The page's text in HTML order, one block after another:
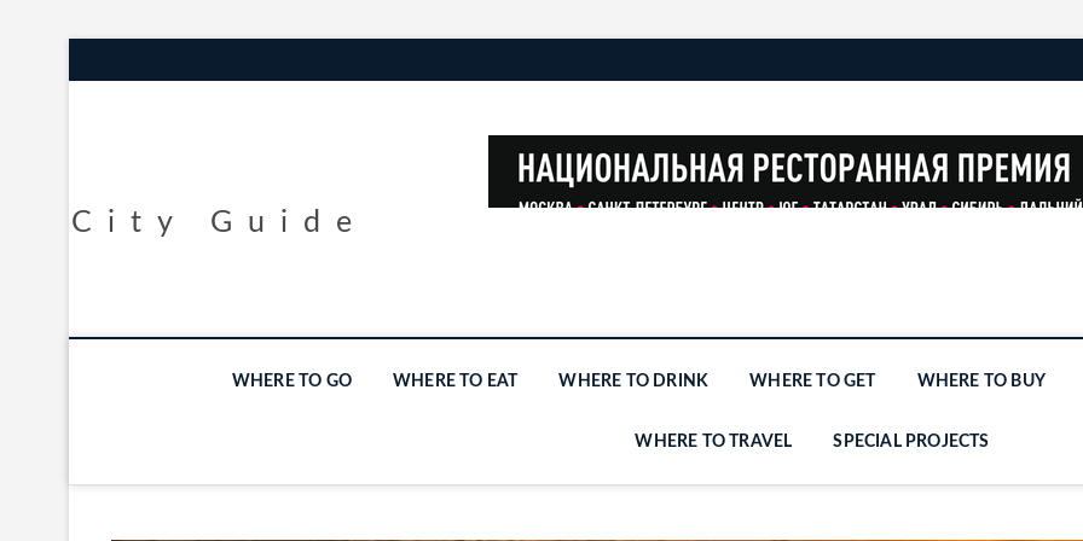
City Guide
WHERE TO GO WHERE TO EAT WHERE TO DRINK WHERE TO GET WHERE TO BUY
WHERE TO TRAVEL SPECIAL PROJECTS